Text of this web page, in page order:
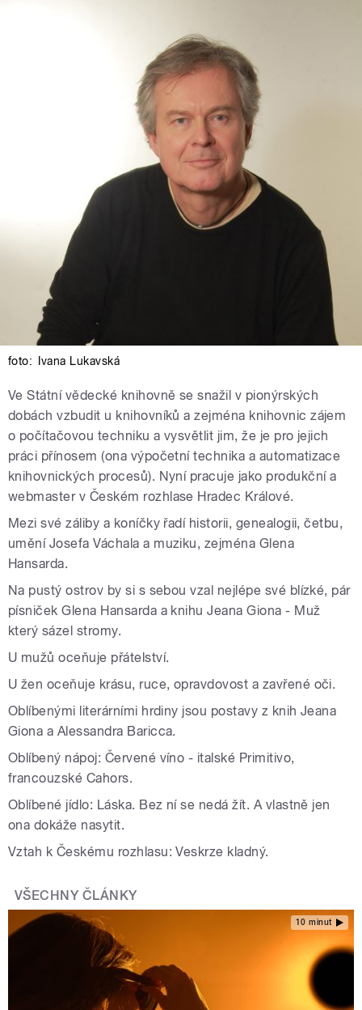
foto: Ivana Lukavská
Ve Státní vědecké knihovně se snažil v pionýrských
dobách vzbudit u knihovníků a zejména knihovnic zájem
o počítačovou techniku a vysvětlit jim, že je pro jejich
práci přínosem (ona výpočetní technika a automatizace
knihovnických procesů). Nyní pracuje jako produkční a
webmaster v Českém rozhlase Hradec Králové.
Mezi své záliby a koníčky řadí historii, genealogii, četbu,
umění Josefa Váchala a muziku, zejména Glena
Hansarda.
Na pustý ostrov by si s sebou vzal nejlépe své blízké, pár
písniček Glena Hansarda a knihu Jeana Giona - Muž
který sázel stromy.
U mužů oceňuje přátelství.
U žen oceňuje krásu, ruce, opravdovost a zavřené oči.
Oblíbenými literárními hrdiny jsou postavy z knih Jeana
Giona a Alessandra Baricca.
Oblíbený nápoj: Červené víno - italské Primitivo,
francouzské Cahors.
Oblíbené jídlo: Láska. Bez ní se nedá žít. A vlastně jen
ona dokáže nasytit.
Vztah k Českému rozhlasu: Veskrze kladný.
VŠECHNY ČLÁNKY
10 minut